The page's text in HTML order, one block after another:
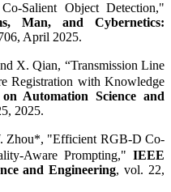
Salient Object Detection,"
Man, and Cybernetics:
April 2025.
X. Qian, “Transmission Line
Registration with Knowledge
Automation Science and
2025.
Zhou*, "Efficient RGB-D Co-
Aware Prompting," IEEE
and Engineering, vol. 22,